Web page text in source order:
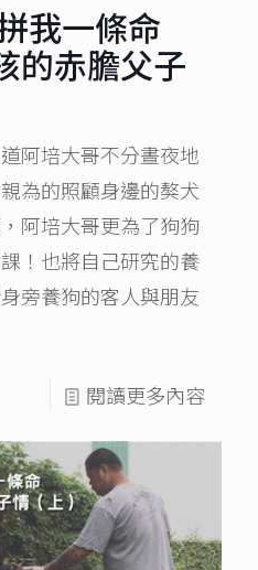
我一條命
的赤膽父子
阿培大哥不分晝夜地
為的照顧身邊的獒犬
阿培大哥更為了狗狗
！也將自己研究的養
旁養狗的客人與朋友
閱讀更多內容